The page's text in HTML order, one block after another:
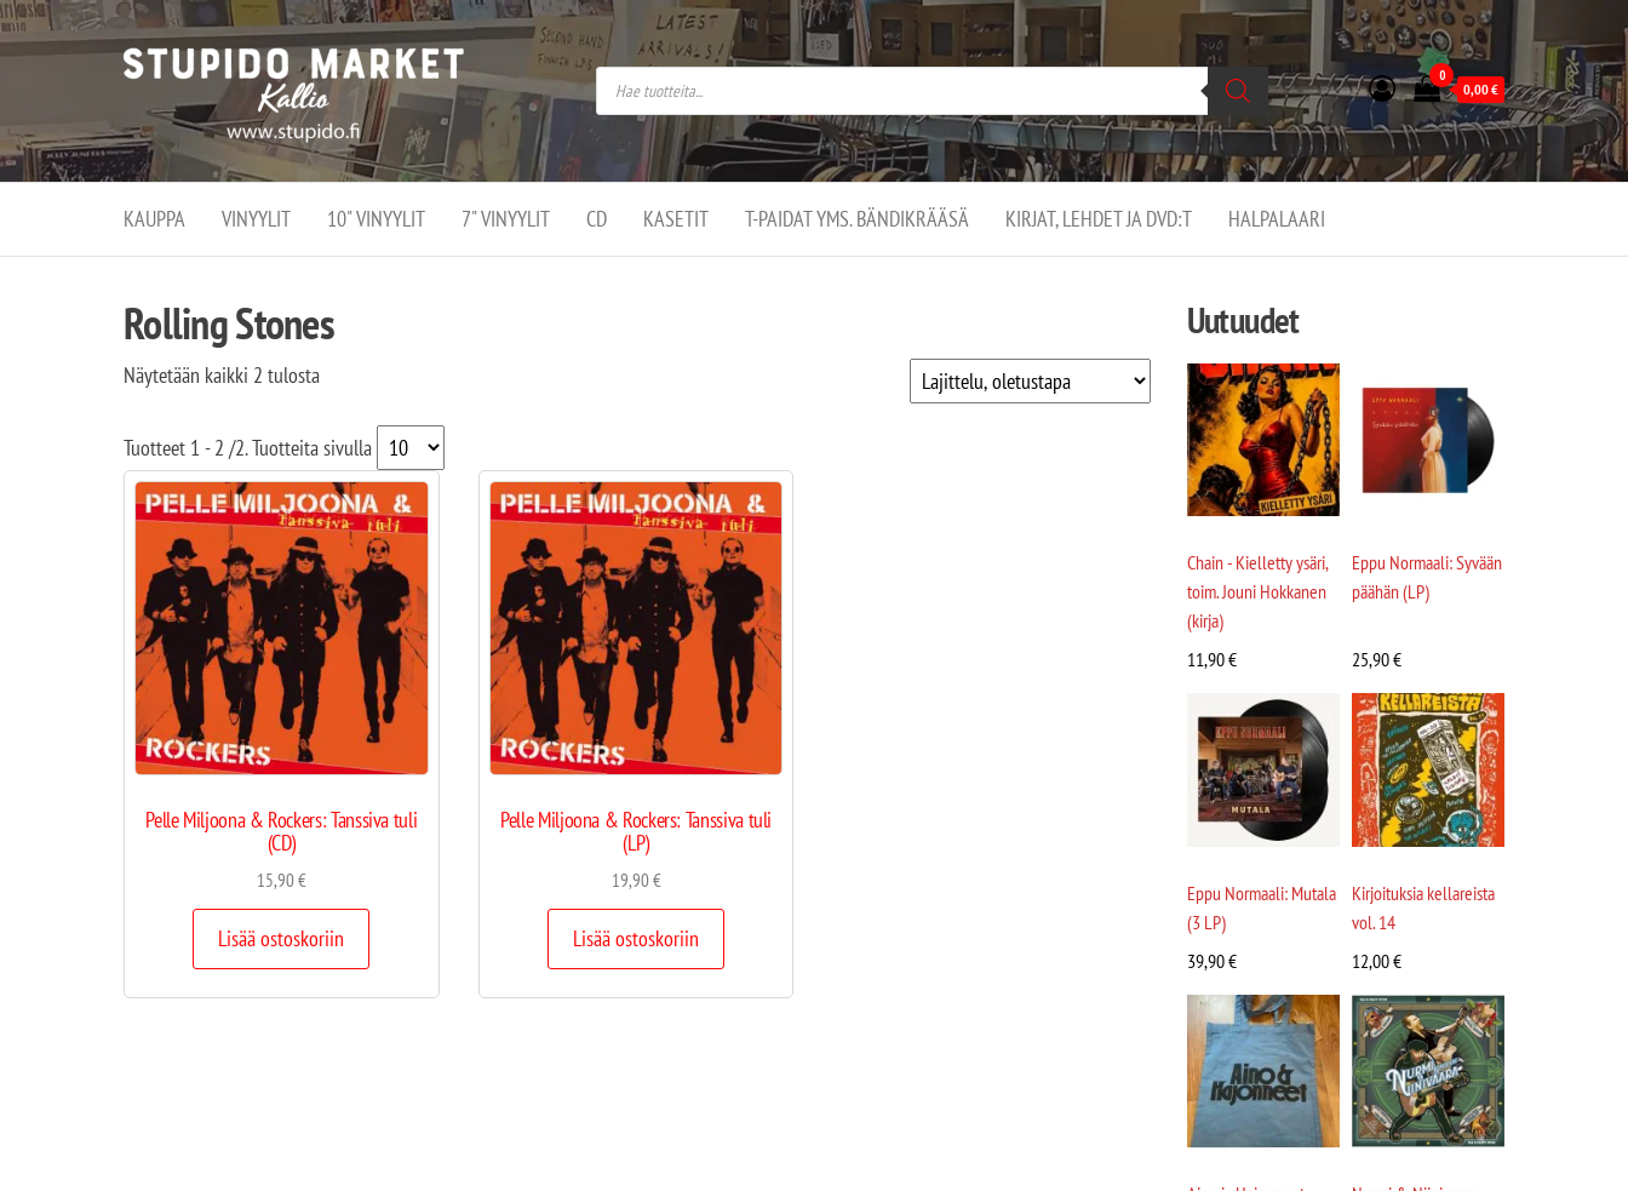
Stupido
Market –
verkossa
ja
kivijalassa
Stupido Market on
vaihtoehtomusaan
erikoistunut
verkko- sekä
kivijalkakauppa
Helsingissä
Kallion
0
0,00€
KAUPPA VINYYLIT 10" VINYYLIT 7" VINYYLIT CD KASETIT T-PAIDAT YMS. BÄNDIKRÄÄSÄ KIRJAT, LEHDET JA DVD:T HALPALAARI
Rolling Stones
Näytetään kaikki 2 tulosta
Tuotteet 1 - 2 /2. Tuotteita sivulla
Pelle Miljoona & Rockers: Tanssiva tuli
(CD)
15,90€
Lisää ostoskoriin
Pelle Miljoona & Rockers: Tanssiva tuli
(LP)
19,90€
Lisää ostoskoriin
Uutuudet
Chain - Kielletty ysäri,
toim. Jouni Hokkanen
(kirja)
11,90€
Eppu Normaali: Syvään
päähän (LP)
25,90€
Eppu Normaali: Mutala
(3 LP)
39,90€
Kirjoituksia kellareista
vol. 14
12,00€